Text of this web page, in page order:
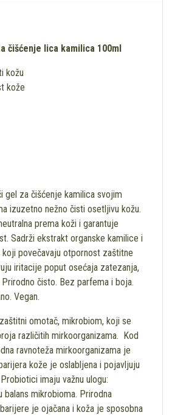
čišćenje lica kamilica 100ml
kožu
kože
gel za čišćenje kamilica svojim
izuzetno nežno čisti osetljivu kožu.
prema koži i garantuje
Sadrži ekstrakt organske kamilice i
povečavaju otpornost zaštitne
iritacije poput osećaja zatezanja,
čisto. Bez parfema i boja.
Vegan.
omotač, mikrobiom, koji se
različitih mirkoorganizama. Kod
ravnoteža mirkoorganizama je
kože je oslabljena i pojavljuju
imaju važnu ulogu:
balans mikrobioma. Prirodna
je ojačana i koža je sposobna